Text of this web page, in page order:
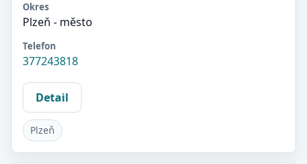
Okres
Plzeň - město
Telefon
377243818
Detail
Plzeň